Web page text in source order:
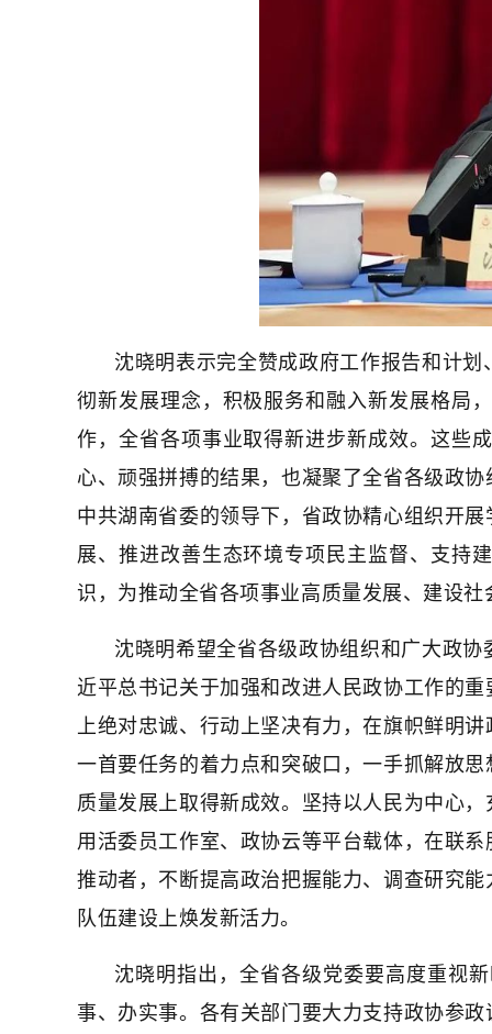
沈晓明表示完全赞成政府工作报告和计
彻新发展理念，积极服务和融入新发展格局
作，全省各项事业取得新进步新成效。这些
心、顽强拼搏的结果，也凝聚了全省各级政
中共湖南省委的领导下，省政协精心组织开
展、推进改善生态环境专项民主监督、支持
识，为推动全省各项事业高质量发展、建设
沈晓明希望全省各级政协组织和广大政
近平总书记关于加强和改进人民政协工作的
上绝对忠诚、行动上坚决有力，在旗帜鲜明
一首要任务的着力点和突破口，一手抓解放
质量发展上取得新成效。坚持以人民为中心
用活委员工作室、政协云等平台载体，在联
推动者，不断提高政治把握能力、调查研究
队伍建设上焕发新活力。
沈晓明指出，全省各级党委要高度重视
事、办实事。各有关部门要大力支持政协参